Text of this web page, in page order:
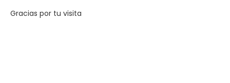
Gracias por tu visita